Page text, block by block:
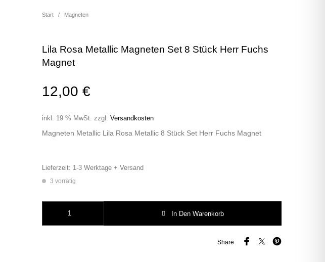
Taschen/Turnbeutel
Start / Magneten
Lila Rosa Metallic Magneten Set 8 Stück Herr Fuchs
Magnet
12,00 €
inkl. 19 % MwSt. zzgl. Versandkosten
Magneten Metallic Lila Rosa Metallic 8 Stück Set Herr Fuchs Magnet
Lieferzeit: 1-3 Werktage + Versand
3 vorrätig
In Den Warenkorb
Share